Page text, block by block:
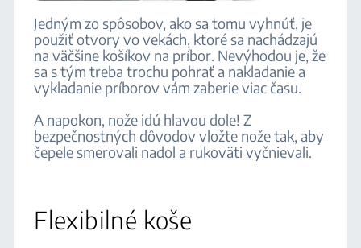
Jedným zo spôsobov, ako sa tomu vyhnúť, je
použiť otvory vo vekách, ktoré sa nachádzajú
na väčšine košíkov na príbor. Nevýhodou je, že
sa s tým treba trochu pohrať a nakladanie a
vykladanie príborov vám zaberie viac času.
A napokon, nože idú hlavou dole! Z
bezpečnostných dôvodov vložte nože tak, aby
čepele smerovali nadol a rukoväti vyčnievali.
Flexibilné koše